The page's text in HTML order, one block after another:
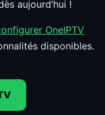
aujourd’hui !
OneIPTV
disponibles.